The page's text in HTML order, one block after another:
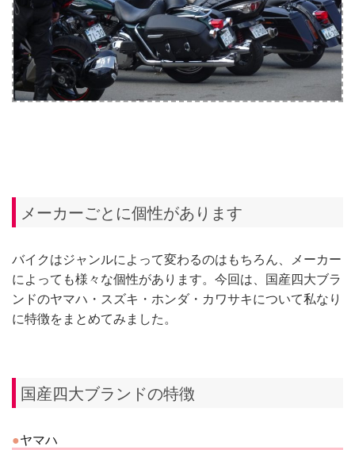
メーカーごとに個性があります
バイクはジャンルによって変わるのはもちろん、メーカー
によっても様々な個性があります。今回は、国産四大ブラ
ンドのヤマハ・スズキ・ホンダ・カワサキについて私なり
に特徴をまとめてみました。
国産四大ブランドの特徴
ヤマハ